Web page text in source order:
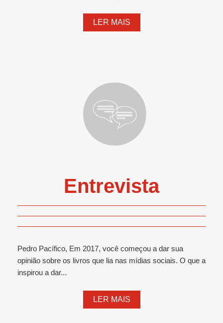
LER MAIS
Entrevista
Pedro Pacífico, Em 2017, você começou a dar sua
opinião sobre os livros que lia nas mídias sociais. O que a
inspirou a dar...
LER MAIS